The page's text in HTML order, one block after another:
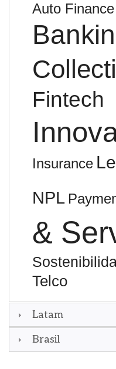
Auto Finance
Fintech
Insurance
NPL
&
Telco
Latam
Brasil